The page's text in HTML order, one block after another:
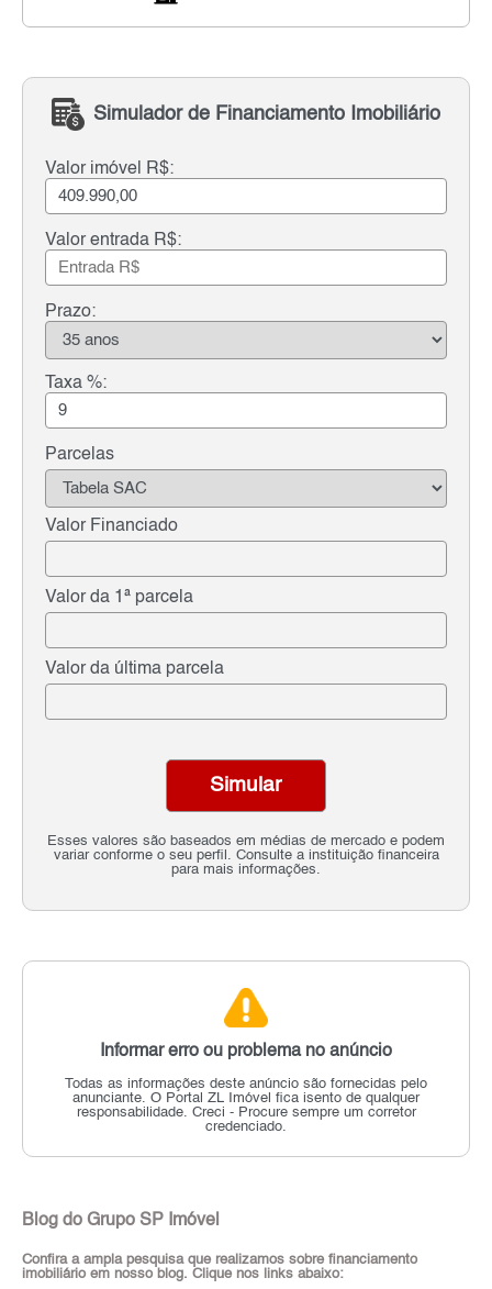
Simulador de Financiamento Imobiliário
Valor imóvel R$:
Valor entrada R$:
Prazo:
Taxa %:
Parcelas
Valor Financiado
Valor da 1ª parcela
Valor da última parcela
Esses valores são baseados em médias de mercado e podem
variar conforme o seu perfil. Consulte a instituição financeira
para mais informações.
Simular
Informar erro ou problema no anúncio
Todas as informações deste anúncio são fornecidas pelo
anunciante. O Portal ZL Imóvel fica isento de qualquer
responsabilidade. Creci - Procure sempre um corretor
credenciado.
Blog do Grupo SP Imóvel
Confira a ampla pesquisa que realizamos sobre financiamento
imobiliário em nosso blog. Clique nos links abaixo: